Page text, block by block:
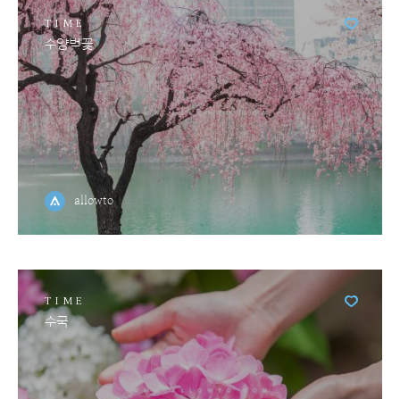
TIME
수양벚꽃
allowto
TIME
수국